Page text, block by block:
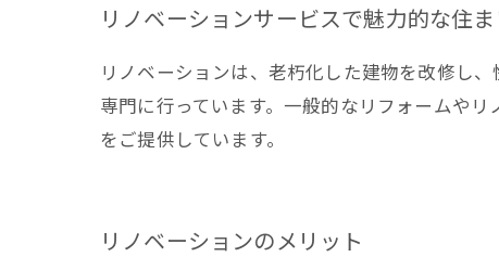
リノベーションサービスで魅力的な住ま
リノベーションは、老朽化した建物を改修し
専門に行っています。一般的なリフォームや
をご提供しています。
リノベーションのメリット